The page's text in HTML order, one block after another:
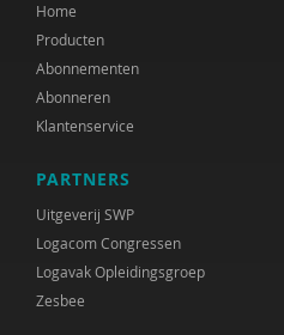
Yannick Bleeker
Jeroen Boekhoven
Arjan Bolt
Ilona Brekelmans
Maaike Brunekreef
Ellen de Ruiter
Home
Producten
Abonnementen
Abonneren
Klantenservice
PARTNERS
Uitgeverij SWP
Logacom Congressen
Logavak Opleidingsgroep
Zesbee